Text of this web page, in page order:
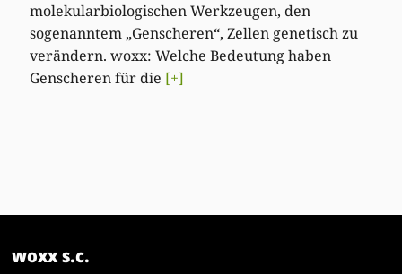
molekularbiologischen Werkzeugen, den
sogenanntem „Genscheren“, Zellen genetisch zu
verändern. woxx: Welche Bedeutung haben
Genscheren für die [+]
woxx s.c.